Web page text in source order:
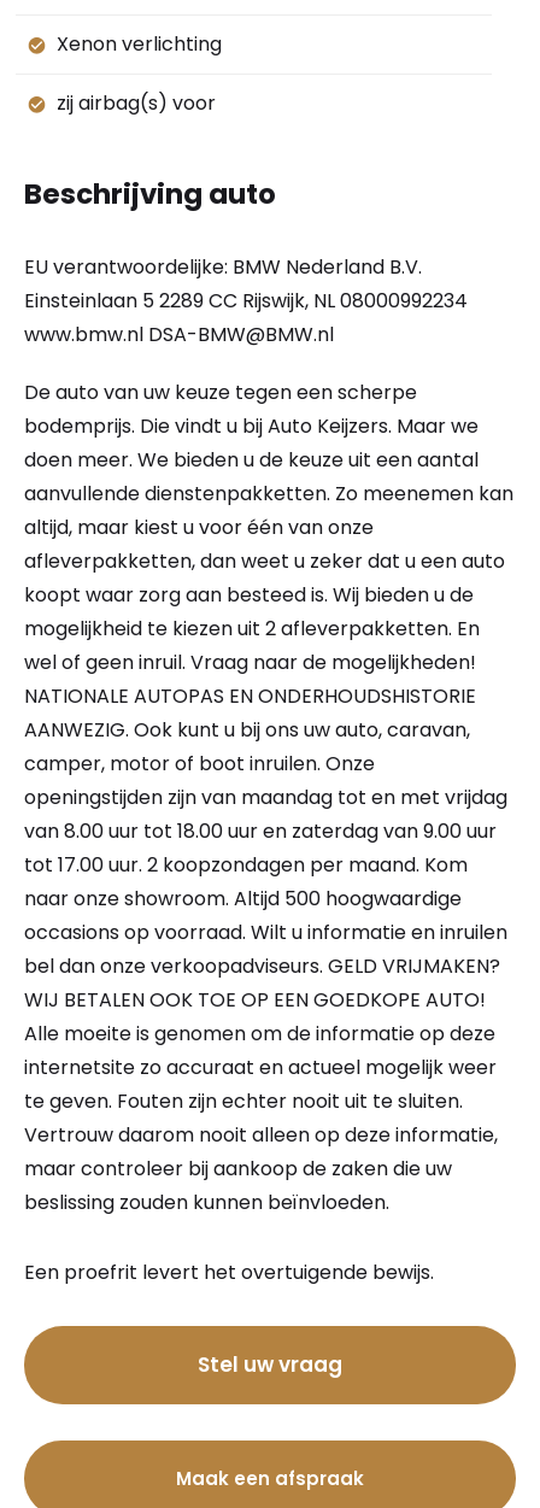
Xenon verlichting
zij airbag(s) voor
Beschrijving auto
EU verantwoordelijke: BMW Nederland B.V.
Einsteinlaan 5 2289 CC Rijswijk, NL 08000992234
www.bmw.nl DSA-BMW@BMW.nl
De auto van uw keuze tegen een scherpe
bodemprijs. Die vindt u bij Auto Keijzers. Maar we
doen meer. We bieden u de keuze uit een aantal
aanvullende dienstenpakketten. Zo meenemen kan
altijd, maar kiest u voor één van onze
afleverpakketten, dan weet u zeker dat u een auto
koopt waar zorg aan besteed is. Wij bieden u de
mogelijkheid te kiezen uit 2 afleverpakketten. En
wel of geen inruil. Vraag naar de mogelijkheden!
NATIONALE AUTOPAS EN ONDERHOUDSHISTORIE
AANWEZIG. Ook kunt u bij ons uw auto, caravan,
camper, motor of boot inruilen. Onze
openingstijden zijn van maandag tot en met vrijdag
van 8.00 uur tot 18.00 uur en zaterdag van 9.00 uur
tot 17.00 uur. 2 koopzondagen per maand. Kom
naar onze showroom. Altijd 500 hoogwaardige
occasions op voorraad. Wilt u informatie en inruilen
bel dan onze verkoopadviseurs. GELD VRIJMAKEN?
WIJ BETALEN OOK TOE OP EEN GOEDKOPE AUTO!
Alle moeite is genomen om de informatie op deze
internetsite zo accuraat en actueel mogelijk weer
te geven. Fouten zijn echter nooit uit te sluiten.
Vertrouw daarom nooit alleen op deze informatie,
maar controleer bij aankoop de zaken die uw
beslissing zouden kunnen beïnvloeden.
Een proefrit levert het overtuigende bewijs.
Stel uw vraag
Maak een afspraak